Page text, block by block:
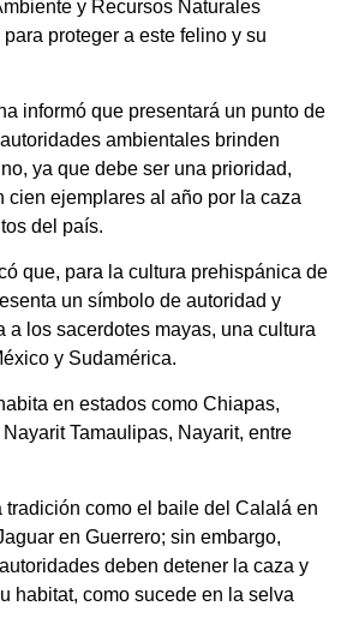
y Recursos Naturales
proteger a este felino y su
informó que presentará un punto de
ambientales brinden
ya que debe ser una prioridad,
cien ejemplares al año por la caza
del país.
que, para la cultura prehispánica de
un símbolo de autoridad y
a los sacerdotes mayas, una cultura
y Sudamérica.
en estados como Chiapas,
Tamaulipas, Nayarit, entre
tradición como el baile del Calalá en
en Guerrero; sin embargo,
deben detener la caza y
habitat, como sucede en la selva